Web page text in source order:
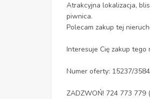
Atrakcyjna lokalizacja,
piwnica.
Polecam zakup tej
Interesuje Cię zakup tego
Numer oferty: 15237/
ZADZWOŃ! 724 773